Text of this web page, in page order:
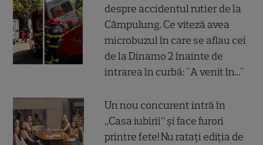
despre accidentul rutier de la
Câmpulung. Ce viteză avea
microbuzul în care se aflau cei
de la Dinamo 2 înainte de
intrarea în curbă: "A venit în..."
Un nou concurent intră în
„Casa iubirii” și face furori
printre fete! Nu ratați ediția de